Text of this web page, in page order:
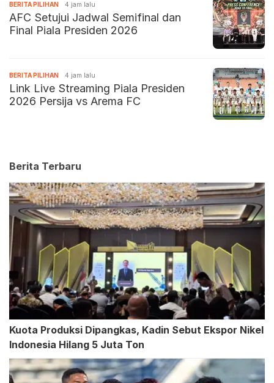
BERITA PILIHAN 4 jam lalu
AFC Setujui Jadwal Semifinal dan
Final Piala Presiden 2026
BERITA PILIHAN 4 jam lalu
Link Live Streaming Piala Presiden
2026 Persija vs Arema FC
Berita Terbaru
Kuota Produksi Dipangkas, Kadin Sebut Ekspor Nikel
Indonesia Hilang 5 Juta Ton